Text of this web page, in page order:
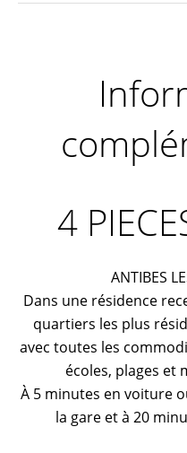
4
ANTIBES
Dans une résidence
quartiers les plus
avec toutes les
écoles, plages et
À 5 minutes en voiture
la gare et à 20